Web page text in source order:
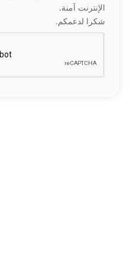
الإنترنت آمنة.
شكرا لدعمكم.